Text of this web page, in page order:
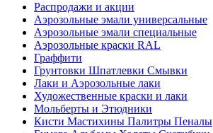
Распродажи и акции
Аэрозольные эмали универсальные
Аэрозольные эмали специальные
Аэрозольные краски RAL
Граффити
Грунтовки Шпатлевки Смывки
Лаки и Аэрозольные лаки
Художественные краски и лаки
Мольберты и Этюдники
Кисти Мастихины Палитры Пеналы